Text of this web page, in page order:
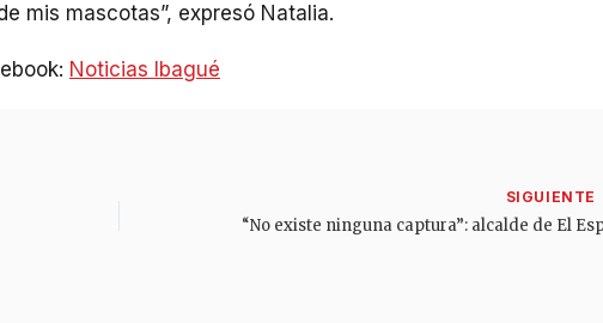
mis mascotas”, expresó Natalia.
Noticias Ibagué